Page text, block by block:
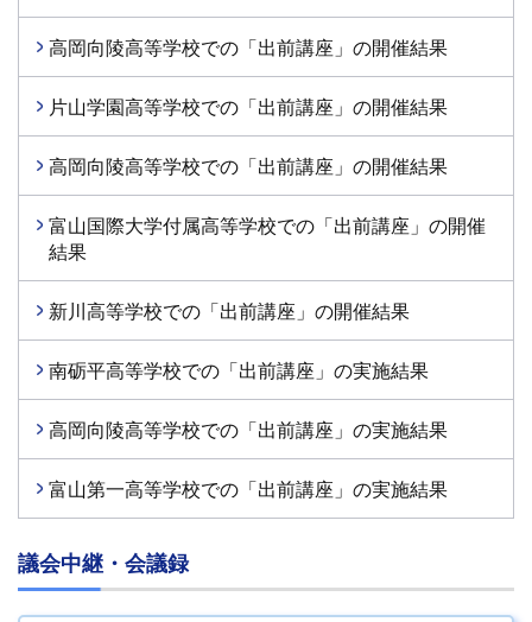
高岡向陵高等学校での「出前講座」の開催結果
片山学園高等学校での「出前講座」の開催結果
高岡向陵高等学校での「出前講座」の開催結果
富山国際大学付属高等学校での「出前講座」の開催
結果
新川高等学校での「出前講座」の開催結果
南砺平高等学校での「出前講座」の実施結果
高岡向陵高等学校での「出前講座」の実施結果
富山第一高等学校での「出前講座」の実施結果
議会中継・会議録